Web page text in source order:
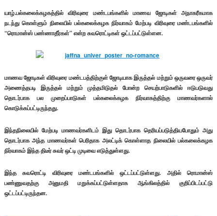
யாழ்.பல்கலைக்கழகத்தில் விரிவுரை மண்டபங்களில் மாணவ ஜோடிகள் அநாகரீகமாக
நடந்து கொள்ளும் நிலையில் பல்கலைக்கழக நிர்வாகம் மேற்படி விரிவுரை மண்டபங்களில்
“ரொமான்ஸ் பண்ணாதீர்கள்” என்ற சுவரொட்டிகள் ஒட்டப்பட்டுள்ளன.
மாணவ ஜோடிகள் விரிவுரை மண்டபத்திற்குள் ஜோடியாக இருத்தல் மற்றும் ஒருவரை ஒருவர்
அணைத்தபடி இருத்தல் மற்றும் முத்தமிடுதல் போன்ற செயற்பாடுகளில் ஈடுபடுவது
தொடர்பாக பல முறைப்பாடுகள் பல்கலைக்கழக நிர்வாகத்திற்கு மாணவர்களால்
கொடுக்கப்பட்டிருந்தது.
இந்தநிலையில் மேற்படி மாணவர்களிடம் இது தொடர்பாக தெரியப்படுத்தியபோதும் அது
தொடர்பாக அந்த மாணவர்கள் பெரிதாக அலட்டிக் கொள்ளாத நிலையில் பல்கலைக்கழக
நிர்வாகம் இந்த திடீர் சுவர் ஒட்டி முடிவை எடுத்துள்ளது.
இந்த சுவரொட்டி விரிவுரை மண்டபங்களில் ஒட்டப்பட்டுள்ளது. அதில் ரொமான்ஸ்
பண்ணுவதற்கு அனுமதி மறுக்கப்பட்டுள்ளதாக ஆங்கிலத்தில் குறிப்பிடப்பட்டு
ஒட்டப்பட்டிருந்தன.